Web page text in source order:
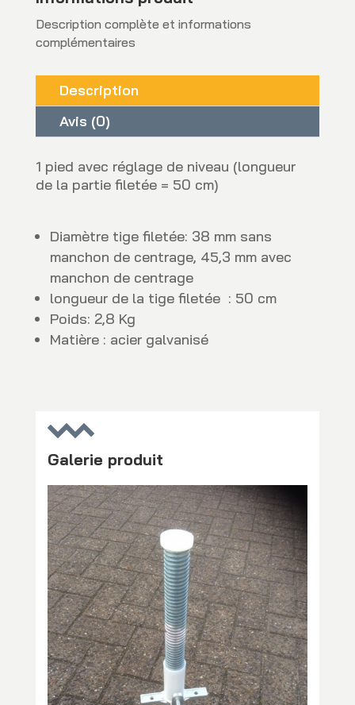
Description complète et informations
complémentaires
Description
Avis (0)
1 pied avec réglage de niveau (longueur
de la partie filetée = 50 cm)
Diamètre tige filetée: 38 mm sans
manchon de centrage, 45,3 mm avec
manchon de centrage
longueur de la tige filetée : 50 cm
Poids: 2,8 Kg
Matière : acier galvanisé
Galerie produit